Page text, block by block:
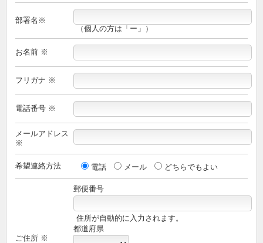
部署名※
（個人の方は「ー」）
お名前 ※
フリガナ ※
電話番号 ※
メールアドレス
※
希望連絡方法 電話 メール どちらでもよい
ご住所 ※
郵便番号
住所が自動的に入力されます。
都道府県